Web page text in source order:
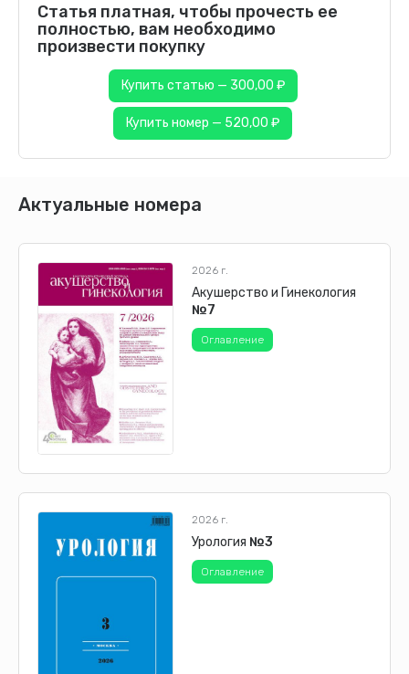
Статья платная, чтобы прочесть ее
полностью, вам необходимо
произвести покупку
Купить статью — 300,00 ₽
Купить номер — 520,00 ₽
Актуальные номера
2026 г.
Акушерство и Гинекология
№7
Оглавление
2026 г.
Урология №3
Оглавление